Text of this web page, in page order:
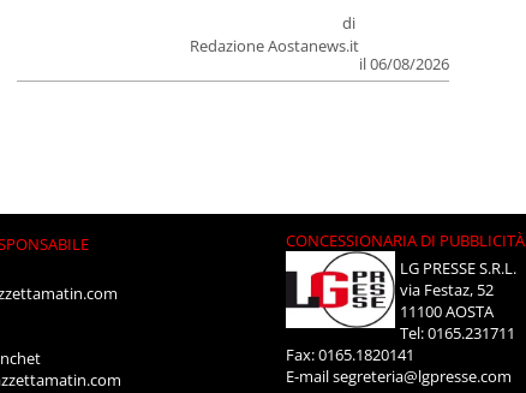
di
Redazione Aostanews.it
il 06/08/2026
CONCESSIONARIA DI PUBBLICITÀ
LG PRESSE S.R.L.
via Festaz, 52
11100 AOSTA
Tel: 0165.231711
Fax: 0165.1820141
E-mailsegreteria@lgpresse.com